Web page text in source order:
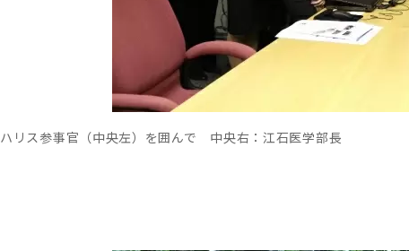
ハリス参事官（中央左）を囲んで 中央右：江石医学部長